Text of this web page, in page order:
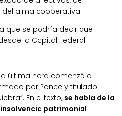
alma cooperativa.
que se podría decir que
la Capital Federal.
última hora comenzó a
por Ponce y titulado
En el texto, se habla de la
patrimonial